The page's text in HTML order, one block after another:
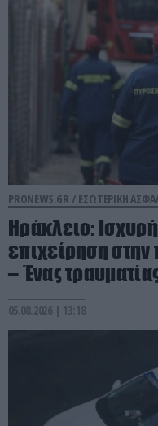
PRONEWS.GR / ΕΣΩΤΕΡΙΚΗ
Ηράκλειο:
επιχείρηση στην
– Ένας
05.08.2026 | 13:18